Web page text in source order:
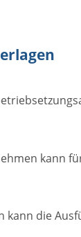
kann
kann die